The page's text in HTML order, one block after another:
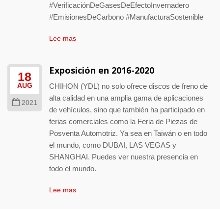
#VerificaciónDeGasesDeEfectoInvernadero
#EmisionesDeCarbono #ManufacturaSostenible
Lee mas
18
AUG
2021
Exposición en 2016-2020
CHIHON (YDL) no solo ofrece discos de freno de
alta calidad en una amplia gama de aplicaciones
de vehículos, sino que también ha participado en
ferias comerciales como la Feria de Piezas de
Posventa Automotriz. Ya sea en Taiwán o en todo
el mundo, como DUBAI, LAS VEGAS y
SHANGHAI. Puedes ver nuestra presencia en
todo el mundo.
Lee mas